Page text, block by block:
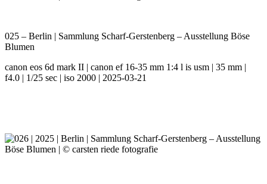
025 – Berlin | Sammlung Scharf-Gerstenberg – Ausstellung Böse
Blumen
canon eos 6d mark II | canon ef 16-35 mm 1:4 l is usm | 35 mm |
f4.0 | 1/25 sec | iso 2000 | 2025-03-21